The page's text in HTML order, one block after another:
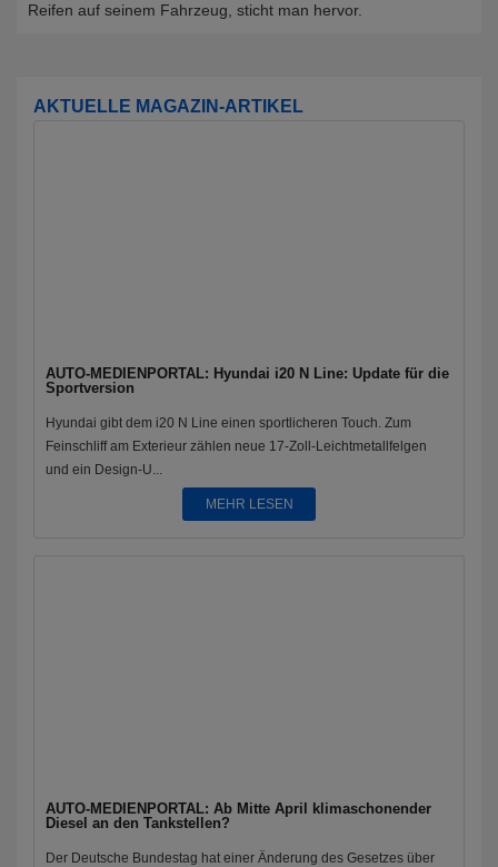
Reifen auf seinem Fahrzeug, sticht man hervor.
AKTUELLE MAGAZIN-ARTIKEL
AUTO-MEDIENPORTAL: Hyundai i20 N Line: Update für die
Sportversion
Hyundai gibt dem i20 N Line einen sportlicheren Touch. Zum
Feinschliff am Exterieur zählen neue 17-Zoll-Leichtmetallfelgen
und ein Design-U...
MEHR LESEN
AUTO-MEDIENPORTAL: Ab Mitte April klimaschonender
Diesel an den Tankstellen?
Der Deutsche Bundestag hat einer Änderung des Gesetzes über